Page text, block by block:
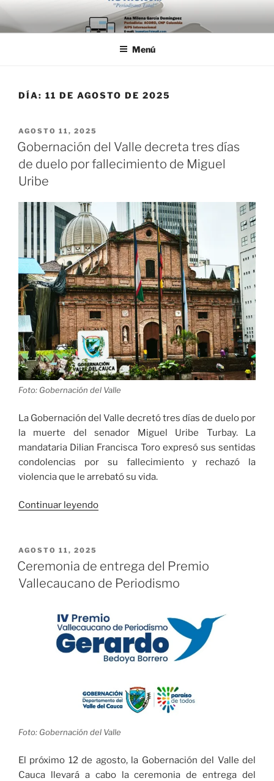
Saltar
al
contenido
Menú
DÍA: 11 DE AGOSTO DE 2025
PUBLICADO
EL
AGOSTO 11, 2025
Gobernación del Valle decreta tres días
de duelo por fallecimiento de Miguel
Uribe
Foto: Gobernación del Valle
La Gobernación del Valle decretó tres días de duelo por
la muerte del senador Miguel Uribe Turbay. La
mandataria Dilian Francisca Toro expresó sus sentidas
condolencias por su fallecimiento y rechazó la
violencia que le arrebató su vida.
Continuar leyendo«Gobernación
tres
días
por
fallecimiento
de
Miguel
PUBLICADO
EL
AGOSTO 11, 2025
Ceremonia de entrega del Premio
Vallecaucano de Periodismo
Foto: Gobernación del Valle
El próximo 12 de agosto, la Gobernación del Valle del
Cauca llevará a cabo la ceremonia de entrega del